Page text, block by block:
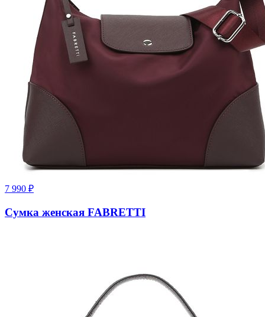
7 990 ₽
Сумка женская FABRETTI